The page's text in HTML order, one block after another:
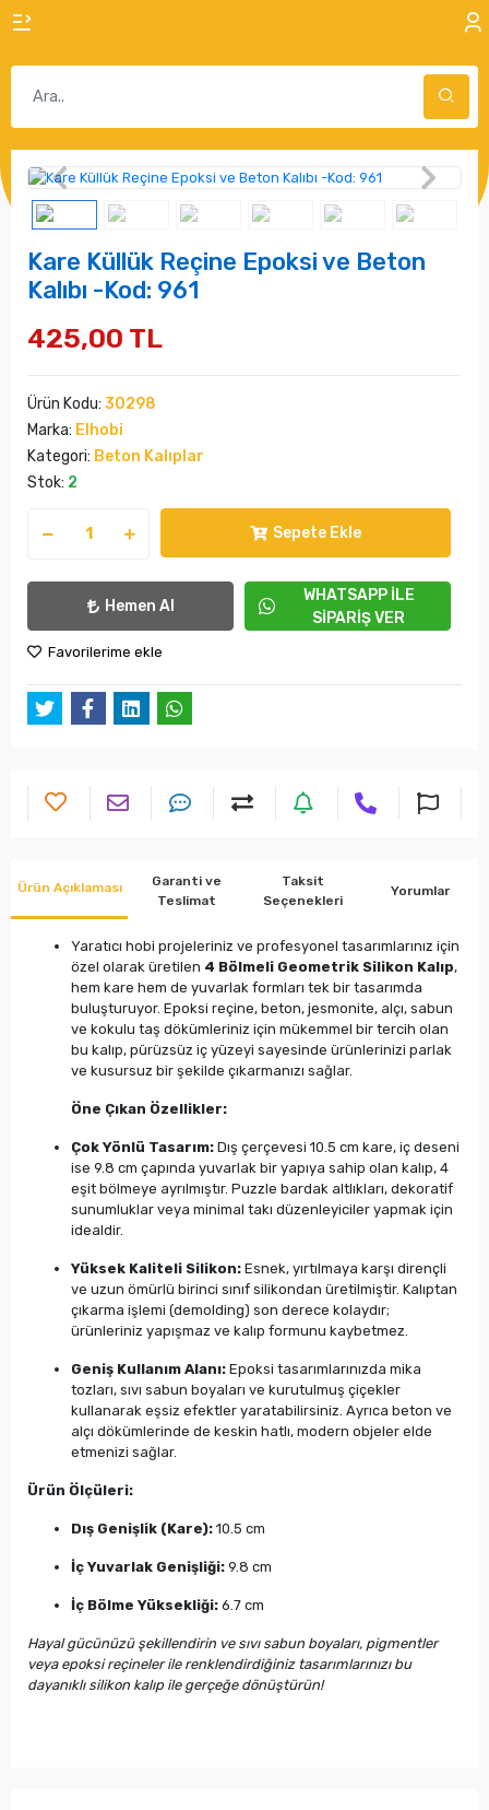
Kare Küllük Reçine Epoksi ve Beton
Kalıbı -Kod: 961
425,00 TL
Ürün Kodu: 30298
Marka: Elhobi
Kategori: Beton Kalıplar
Stok: 2
Sepete Ekle
Hemen Al
WHATSAPP İLE
SİPARİŞ VER
Favorilerime ekle
Ürün Açıklaması
Garanti ve
Teslimat
Taksit
Seçenekleri
Yorumlar
Yaratıcı hobi projeleriniz ve profesyonel tasarımlarınız için
özel olarak üretilen 4 Bölmeli Geometrik Silikon Kalıp,
hem kare hem de yuvarlak formları tek bir tasarımda
buluşturuyor. Epoksi reçine, beton, jesmonite, alçı, sabun
ve kokulu taş dökümleriniz için mükemmel bir tercih olan
bu kalıp, pürüzsüz iç yüzeyi sayesinde ürünlerinizi parlak
ve kusursuz bir şekilde çıkarmanızı sağlar.
Öne Çıkan Özellikler:
Çok Yönlü Tasarım: Dış çerçevesi 10.5 cm kare, iç deseni
ise 9.8 cm çapında yuvarlak bir yapıya sahip olan kalıp, 4
eşit bölmeye ayrılmıştır. Puzzle bardak altlıkları, dekoratif
sunumluklar veya minimal takı düzenleyiciler yapmak için
idealdir.
Yüksek Kaliteli Silikon: Esnek, yırtılmaya karşı dirençli
ve uzun ömürlü birinci sınıf silikondan üretilmiştir. Kalıptan
çıkarma işlemi (demolding) son derece kolaydır;
ürünleriniz yapışmaz ve kalıp formunu kaybetmez.
Geniş Kullanım Alanı: Epoksi tasarımlarınızda mika
tozları, sıvı sabun boyaları ve kurutulmuş çiçekler
kullanarak eşsiz efektler yaratabilirsiniz. Ayrıca beton ve
alçı dökümlerinde de keskin hatlı, modern objeler elde
etmenizi sağlar.
Ürün Ölçüleri:
Dış Genişlik (Kare): 10.5 cm
İç Yuvarlak Genişliği: 9.8 cm
İç Bölme Yüksekliği: 6.7 cm
Hayal gücünüzü şekillendirin ve sıvı sabun boyaları, pigmentler
veya epoksi reçineler ile renklendirdiğiniz tasarımlarınızı bu
dayanıklı silikon kalıp ile gerçeğe dönüştürün!